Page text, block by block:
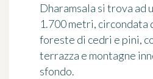
Dharamsala si trova ad
1.700 metri, circondata
foreste di cedri e pini,
terrazza e montagne
sfondo.